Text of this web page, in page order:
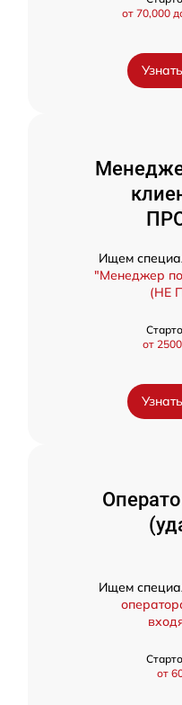
от 70,000
Ищем
"Менеджер по
(НЕ
от
Ищем
от